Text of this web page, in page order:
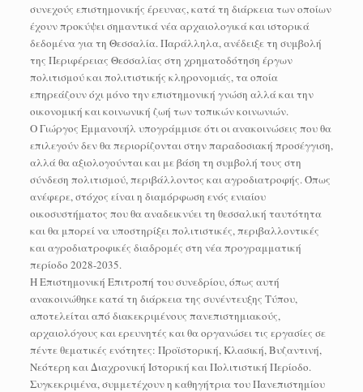
συνεχούς επιστημονικής έρευνας, κατά τη διάρκεια των οποίων
έχουν προκύψει σημαντικά νέα αρχαιολογικά και ιστορικά
δεδομένα για τη Θεσσαλία. Παράλληλα, ανέδειξε τη συμβολή
της Περιφέρειας Θεσσαλίας στη χρηματοδότηση έργων
πολιτισμού και πολιτιστικής κληρονομιάς, τα οποία
επηρεάζουν όχι μόνο την επιστημονική γνώση αλλά και την
οικονομική και κοινωνική ζωή των τοπικών κοινωνιών.
Ο Γιώργος Εμμανουήλ υπογράμμισε ότι οι ανακοινώσεις που θα
επιλεγούν δεν θα περιορίζονται στην παραδοσιακή προσέγγιση,
αλλά θα αξιολογούνται και με βάση τη συμβολή τους στη
σύνδεση πολιτισμού, περιβάλλοντος και αγροδιατροφής. Όπως
ανέφερε, στόχος είναι η διαμόρφωση ενός ενιαίου
οικοσυστήματος που θα αναδεικνύει τη θεσσαλική ταυτότητα
και θα μπορεί να υποστηρίξει πολιτιστικές, περιβαλλοντικές
και αγροδιατροφικές διαδρομές στη νέα προγραμματική
περίοδο 2028-2035.
Η Επιστημονική Επιτροπή του συνεδρίου, όπως αυτή
ανακοινώθηκε κατά τη διάρκεια της συνέντευξης Τύπου,
αποτελείται από διακεκριμένους πανεπιστημιακούς,
αρχαιολόγους και ερευνητές και θα οργανώσει τις εργασίες σε
πέντε θεματικές ενότητες: Προϊστορική, Κλασική, Βυζαντινή,
Νεότερη και Διαχρονική Ιστορική και Πολιτιστική Περίοδο.
Συγκεκριμένα, συμμετέχουν η καθηγήτρια του Πανεπιστημίου